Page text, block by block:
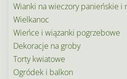
Wianki na wieczory panieńskie i
Wielkanoc
Wieńce i wiązanki pogrzebowe
Dekoracje na groby
Torty kwiatowe
Ogródek i balkon